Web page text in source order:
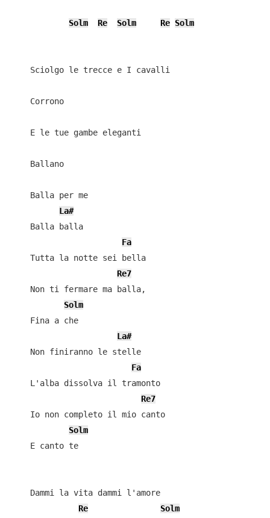
Solm Re Solm Re Solm
    Sciolgo le trecce e I cavalli
    Corrono
    E le tue gambe eleganti
    Ballano
    Balla per me
La#
    Balla balla
Fa
    Tutta la notte sei bella
Re7
    Non ti fermare ma balla,
Solm
    Fina a che
La#
    Non finiranno le stelle
Fa
    L'alba dissolva il tramonto
Re7
    Io non completo il mio canto
Solm
    E canto te
    Dammi la vita dammi l'amore
Re
Solm